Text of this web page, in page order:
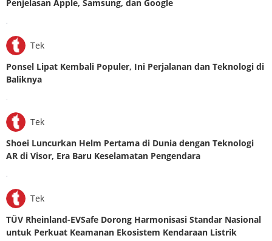
Penjelasan Apple, Samsung, dan Google
.
Tek
Ponsel Lipat Kembali Populer, Ini Perjalanan dan Teknologi di
Baliknya
.
Tek
Shoei Luncurkan Helm Pertama di Dunia dengan Teknologi
AR di Visor, Era Baru Keselamatan Pengendara
.
Tek
TÜV Rheinland-EVSafe Dorong Harmonisasi Standar Nasional
untuk Perkuat Keamanan Ekosistem Kendaraan Listrik